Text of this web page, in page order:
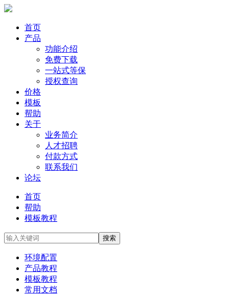
首页
产品
功能介绍
免费下载
一站式等保
授权查询
价格
模板
帮助
关于
业务简介
人才招聘
付款方式
联系我们
论坛
首页
帮助
模板教程
环境配置
产品教程
模板教程
常用文档